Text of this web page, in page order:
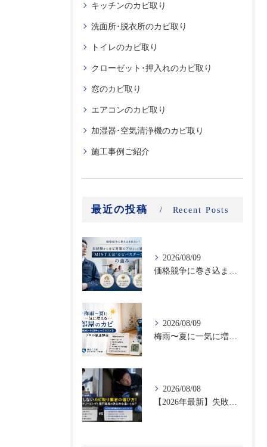
キッチンのカビ取り
洗面所･脱衣所のカビ取り
トイレのカビ取り
クローゼット･押入れのカビ取り
窓のカビ取り
エアコンのカビ取り
加湿器･空気清浄機のカビ取り
施工事例ご紹介
最近の投稿 Recent Posts
2026/08/09
価格競争に巻き込まれない！未経験からカビ対策のプロとして独立する「MIST工法®カビバスターズFC」の強み｜高収益・高付加価値ビジネスで選ばれる理由
2026/08/09
梅雨〜夏に一気に増える部屋のカビ｜時期別・予防チェックリストをプロが徹底解説
2026/08/08
【2026年最新】失敗しないカビ取り業者の選び方！ハウスクリーニングと専門業者の決定的な違いとは？